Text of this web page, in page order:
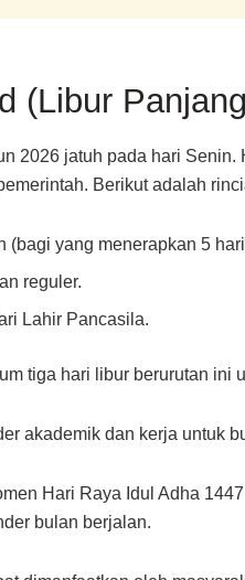
(Libur
2026 jatuh pada hari
Berikut adalah
(bagi yang menerapkan 5
reguler.
Lahir Pancasila.
tiga hari libur berurutan
akademik dan kerja untuk
Hari Raya Idul Adha
bulan berjalan.